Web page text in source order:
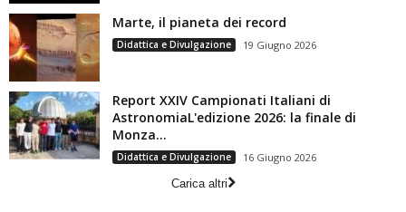
Marte, il pianeta dei record
Didattica e Divulgazione 19 Giugno 2026
Report XXIV Campionati Italiani di
AstronomiaL'edizione 2026: la finale di
Monza...
Didattica e Divulgazione
16 Giugno 2026
Carica altri